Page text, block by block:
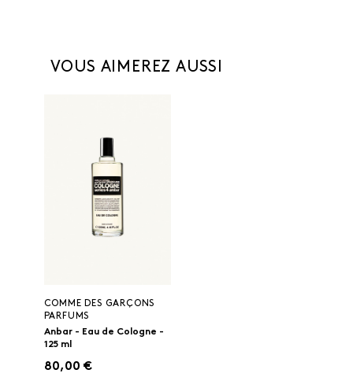
VOUS AIMEREZ AUSSI
COMME DES GARÇONS
PARFUMS
Anbar - Eau de Cologne -
125 ml
80,00 €